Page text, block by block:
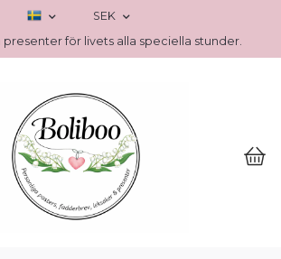
SEK
presenter för livets alla speciella stunder.